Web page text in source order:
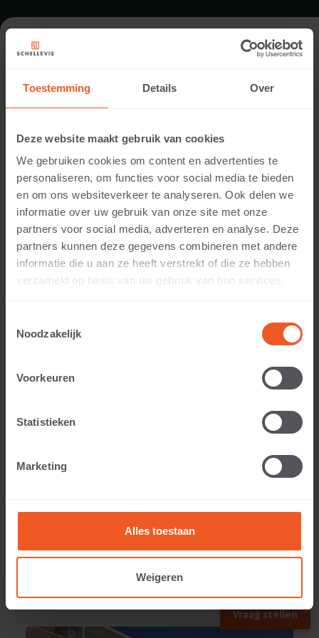
Toestemming Details Over
Deze website maakt gebruik van cookies
We gebruiken cookies om content en advertenties te
personaliseren, om functies voor social media te bieden
en om ons websiteverkeer te analyseren. Ook delen we
informatie over uw gebruik van onze site met onze
partners voor social media, adverteren en analyse. Deze
partners kunnen deze gegevens combineren met andere
informatie die u aan ze heeft verstrekt of die ze hebben
verzameld op basis van uw gebruik van hun services.
Noodzakelijk
Voorkeuren
Statistieken
Marketing
Alles toestaan
Weigeren
FORMAT - SEATING ELEMENT
RANGE SEATING ELEMENTS
400 MM THICKNESS
Applicable to:
Weight:
Vraag stellen